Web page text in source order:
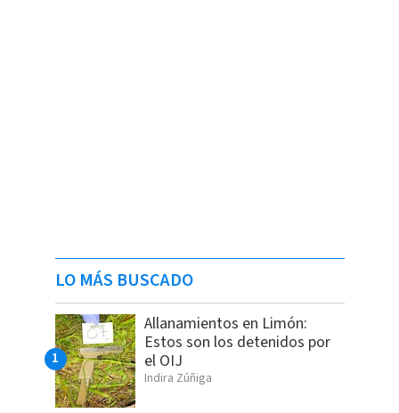
LO MÁS BUSCADO
Allanamientos en Limón:
Estos son los detenidos por
el OIJ
Indira Zúñiga